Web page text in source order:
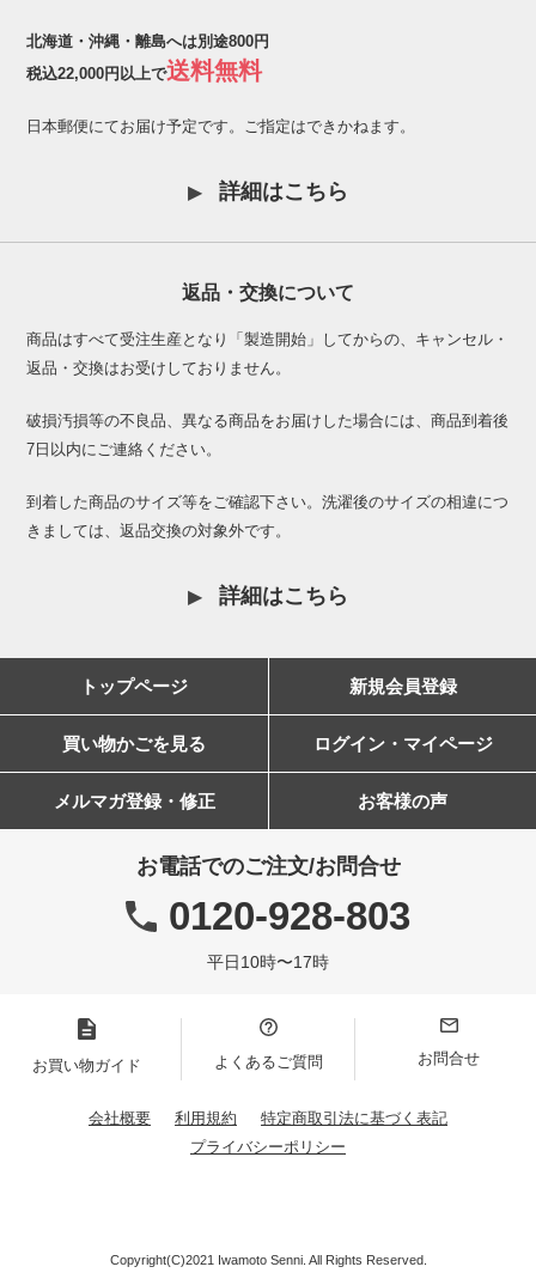
北海道・沖縄・離島へは別途800円
税込22,000円以上で送料無料
日本郵便にてお届け予定です。ご指定はできかねます。
詳細はこちら
返品・交換について
商品はすべて受注生産となり「製造開始」してからの、キャンセル・
返品・交換はお受けしておりません。
破損汚損等の不良品、異なる商品をお届けした場合には、商品到着後
7日以内にご連絡ください。
到着した商品のサイズ等をご確認下さい。洗濯後のサイズの相違につ
きましては、返品交換の対象外です。
詳細はこちら
トップページ 新規会員登録
買い物かごを見る ログイン・マイページ
メルマガ登録・修正 お客様の声
お電話でのご注文/お問合せ
0120-928-803
平日10時〜17時
お買い物ガイド よくあるご質問 お問合せ
会社概要 利用規約
特定商取引法に基づく表記
プライバシーポリシー
Copyright(C)2021 Iwamoto Senni. All Rights Reserved.